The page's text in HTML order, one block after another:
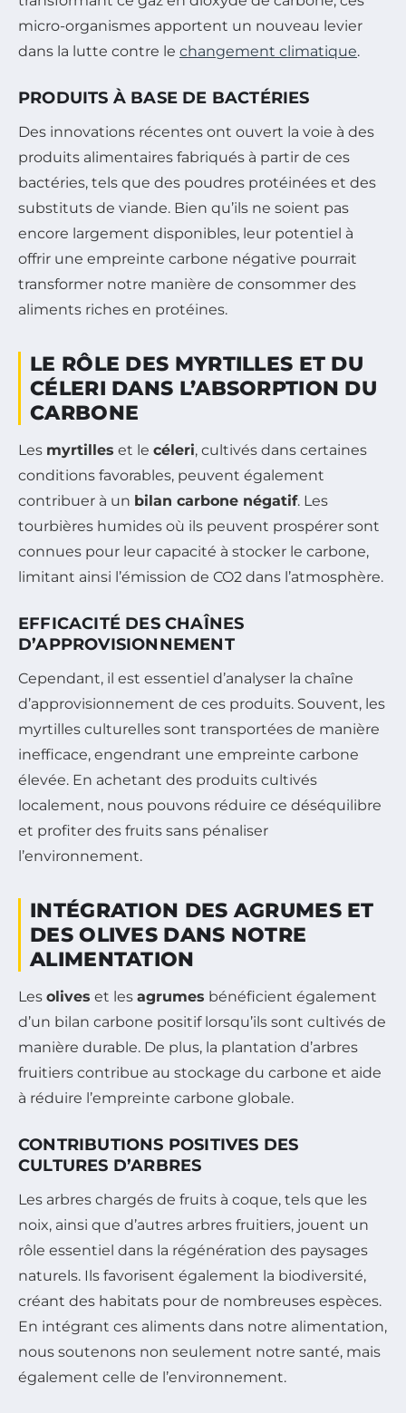
micro-organismes apportent un nouveau levier
dans la lutte contre le changement climatique.
PRODUITS À BASE DE BACTÉRIES
Des innovations récentes ont ouvert la voie à des
produits alimentaires fabriqués à partir de ces
bactéries, tels que des poudres protéinées et des
substituts de viande. Bien qu’ils ne soient pas
encore largement disponibles, leur potentiel à
offrir une empreinte carbone négative pourrait
transformer notre manière de consommer des
aliments riches en protéines.
LE RÔLE DES MYRTILLES ET DU
CÉLERI DANS L’ABSORPTION DU
CARBONE
Les myrtilles et le céleri, cultivés dans certaines
conditions favorables, peuvent également
contribuer à un bilan carbone négatif. Les
tourbières humides où ils peuvent prospérer sont
connues pour leur capacité à stocker le carbone,
limitant ainsi l’émission de CO2 dans l’atmosphère.
EFFICACITÉ DES CHAÎNES
D’APPROVISIONNEMENT
Cependant, il est essentiel d’analyser la chaîne
d’approvisionnement de ces produits. Souvent, les
myrtilles culturelles sont transportées de manière
inefficace, engendrant une empreinte carbone
élevée. En achetant des produits cultivés
localement, nous pouvons réduire ce déséquilibre
et profiter des fruits sans pénaliser
l’environnement.
INTÉGRATION DES AGRUMES ET
DES OLIVES DANS NOTRE
ALIMENTATION
Les olives et les agrumes bénéficient également
d’un bilan carbone positif lorsqu’ils sont cultivés de
manière durable. De plus, la plantation d’arbres
fruitiers contribue au stockage du carbone et aide
à réduire l’empreinte carbone globale.
CONTRIBUTIONS POSITIVES DES
CULTURES D’ARBRES
Les arbres chargés de fruits à coque, tels que les
noix, ainsi que d’autres arbres fruitiers, jouent un
rôle essentiel dans la régénération des paysages
naturels. Ils favorisent également la biodiversité,
créant des habitats pour de nombreuses espèces.
En intégrant ces aliments dans notre alimentation,
nous soutenons non seulement notre santé, mais
également celle de l’environnement.